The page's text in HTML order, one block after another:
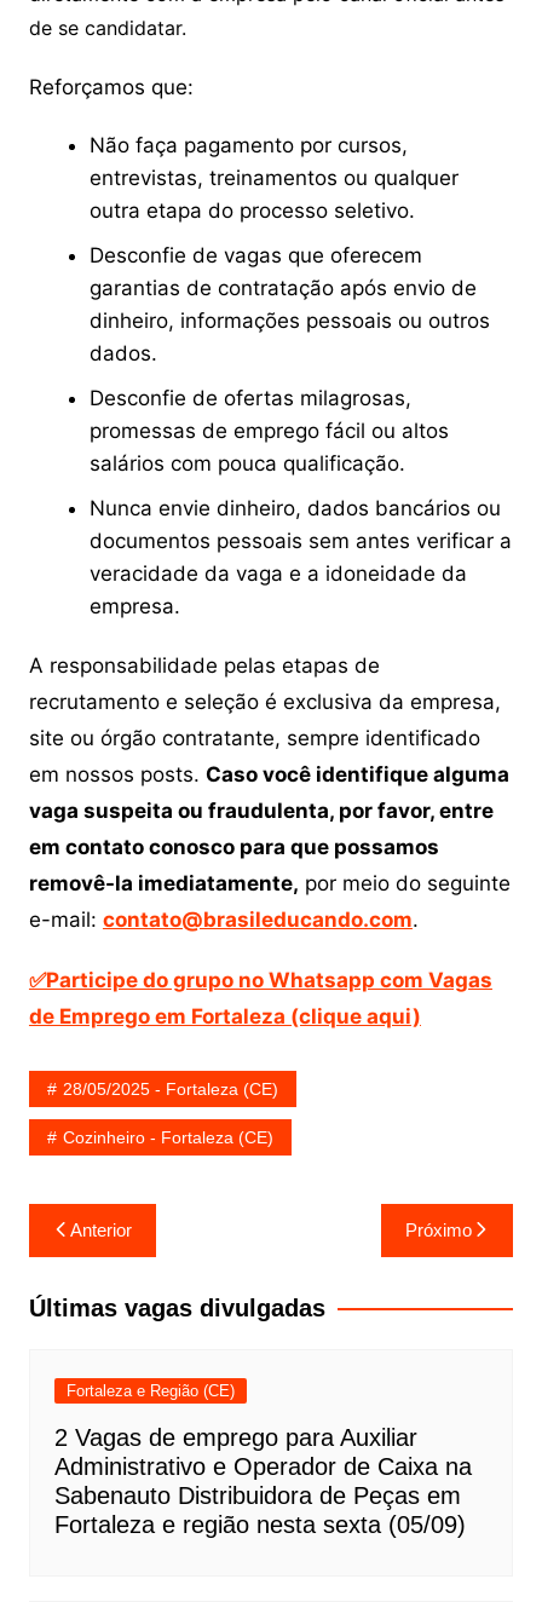
de se candidatar.
Reforçamos que:
Não faça pagamento por cursos,
entrevistas, treinamentos ou qualquer
outra etapa do processo seletivo.
Desconfie de vagas que oferecem
garantias de contratação após envio de
dinheiro, informações pessoais ou outros
dados.
Desconfie de ofertas milagrosas,
promessas de emprego fácil ou altos
salários com pouca qualificação.
Nunca envie dinheiro, dados bancários ou
documentos pessoais sem antes verificar a
veracidade da vaga e a idoneidade da
empresa.
A responsabilidade pelas etapas de
recrutamento e seleção é exclusiva da empresa,
site ou órgão contratante, sempre identificado
em nossos posts. Caso você identifique alguma
vaga suspeita ou fraudulenta, por favor, entre
em contato conosco para que possamos
removê-la imediatamente, por meio do seguinte
e-mail: contato@brasileducando.com.
✅Participe do grupo no Whatsapp com Vagas
de Emprego em Fortaleza (clique aqui)
28/05/2025 - Fortaleza (CE)
Cozinheiro - Fortaleza (CE)
Navegação
de
Post
Anterior Próximo
Últimas vagas divulgadas
Fortaleza e Região (CE)
2 Vagas de emprego para Auxiliar
Administrativo e Operador de Caixa na
Sabenauto Distribuidora de Peças em
Fortaleza e região nesta sexta (05/09)